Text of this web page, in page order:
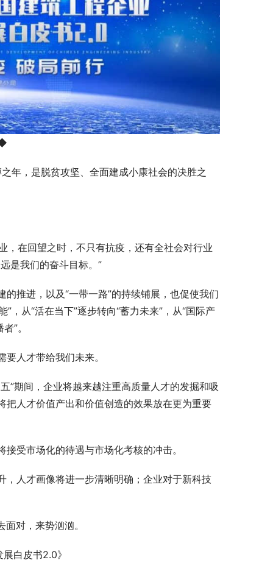
年，是脱贫攻坚、全面建成小康社会的决胜之
，在回望之时，不只有抗疫，还有全社会对行业
是我们的奋斗目标。”
推进，以及“一带一路”的持续铺展，也促使我们
”，从“活在当下”逐步转向“蓄力未来”，从“国际产
”。
人才带给我们未来。
”期间，企业将越来越注重高质量人才的发掘和吸
把人才价值产出和价值创造的效果放在更为重要
受市场化的待遇与市场化考核的冲击。
，人才画像将进一步清晰明确；企业对于新科技
对，来势汹汹。
白皮书2.0》